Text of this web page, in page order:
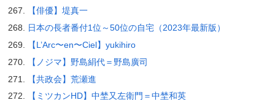
【俳優】堤真一
日本の長者番付1位～50位の自宅（2023年最新版）
【L’Arc〜en〜Ciel】yukihiro
【ノジマ】野島絹代＝野島廣司
【共政会】荒瀬進
【ミツカンHD】中埜又左衛門＝中埜和英